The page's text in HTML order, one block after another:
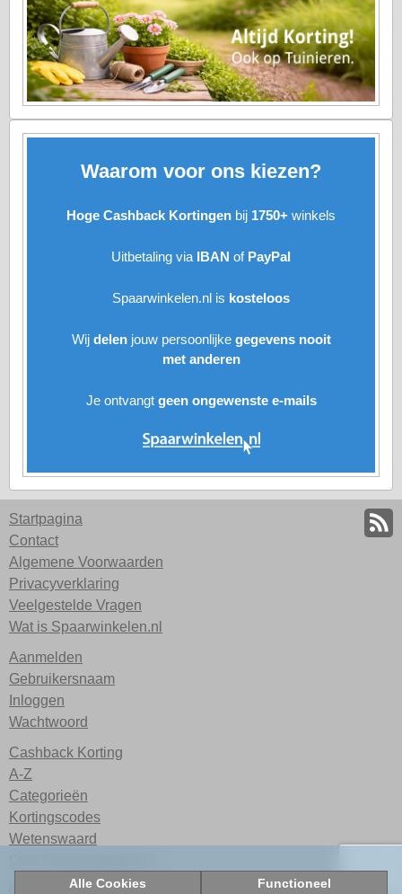
Waarom voor ons kiezen?
Hoge Cashback Kortingen bij 1750+ winkels
Uitbetaling via IBAN of PayPal
Spaarwinkelen.nl is kosteloos
Wij delenjouwpersoonlijke gegevens nooit
met anderen
Je ontvangt geen ongewenste e-mails
Alle Cookies Functioneel
Startpagina
Contact
Algemene Voorwaarden
Privacyverklaring
Veelgestelde Vragen
Wat is Spaarwinkelen.nl
Aanmelden
Gebruikersnaam
Inloggen
Wachtwoord
Cashback Korting
A-Z
Categorieën
Kortingscodes
Wetenswaard